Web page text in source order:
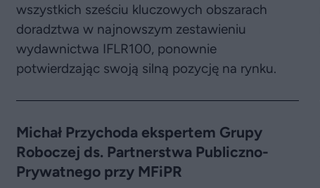
wszystkich sześciu kluczowych obszarach
doradztwa w najnowszym zestawieniu
wydawnictwa IFLR100, ponownie
potwierdzając swoją silną pozycję na rynku.
Michał Przychoda ekspertem Grupy
Roboczej ds. Partnerstwa Publiczno-
Prywatnego przy MFiPR